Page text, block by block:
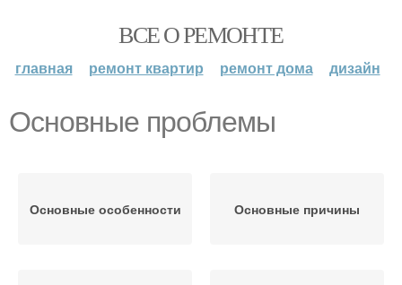
ВСЕ О РЕМОНТЕ
главная ремонт квартир ремонт дома дизайн
Основные проблемы
Основные особенности Основные причины